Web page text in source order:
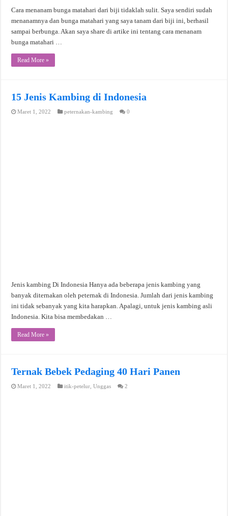
Cara menanam bunga matahari dari biji tidaklah sulit. Saya sendiri sudah
menanamnya dan bunga matahari yang saya tanam dari biji ini, berhasil
sampai berbunga. Akan saya share di artike ini tentang cara menanam
bunga matahari …
Read More »
15 Jenis Kambing di Indonesia
Maret 1, 2022 peternakan-kambing 0
Jenis kambing Di Indonesia Hanya ada beberapa jenis kambing yang
banyak diternakan oleh peternak di Indonesia. Jumlah dari jenis kambing
ini tidak sebanyak yang kita harapkan. Apalagi, untuk jenis kambing asli
Indonesia. Kita bisa membedakan …
Read More »
Ternak Bebek Pedaging 40 Hari Panen
Maret 1, 2022 itik-petelur ,Unggas 2